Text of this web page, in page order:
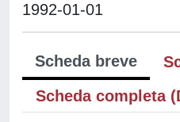
1992-01-01
Scheda breve
Scheda completa